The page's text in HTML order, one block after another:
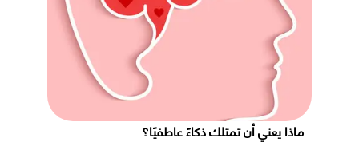
ماذا يعني أن تمتلك ذكاءً عاطفيًا؟